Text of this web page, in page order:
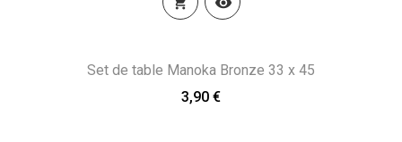
Set de table Manoka Bronze 33 x 45
3,90 €